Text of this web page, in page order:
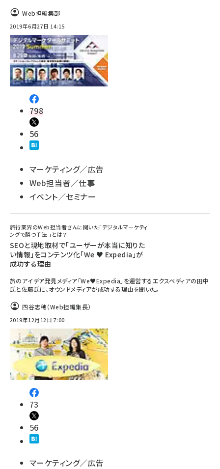
Web担編集部
2019年6月27日 14:15
798
56
マーケティング／広告
Web担当者／仕事
イベント／セミナー
旅行業界のWeb担当者さんに聞いた「デジタルマーケティ
ングで勝つ手法 」とは？
SEOと現地取材で「ユーザーが本当に知りた
い情報」をコンテンツ化「We ♥ Expedia」が
成功する理由
旅のアイデア発見メディア「We♥Expedia」を運営するエクスペディアの田中
氏と佐藤氏に、オウンドメディアが成功する理由を聞いた。
四谷志穂（Web担編集長）
2019年12月12日 7:00
73
56
マーケティング／広告